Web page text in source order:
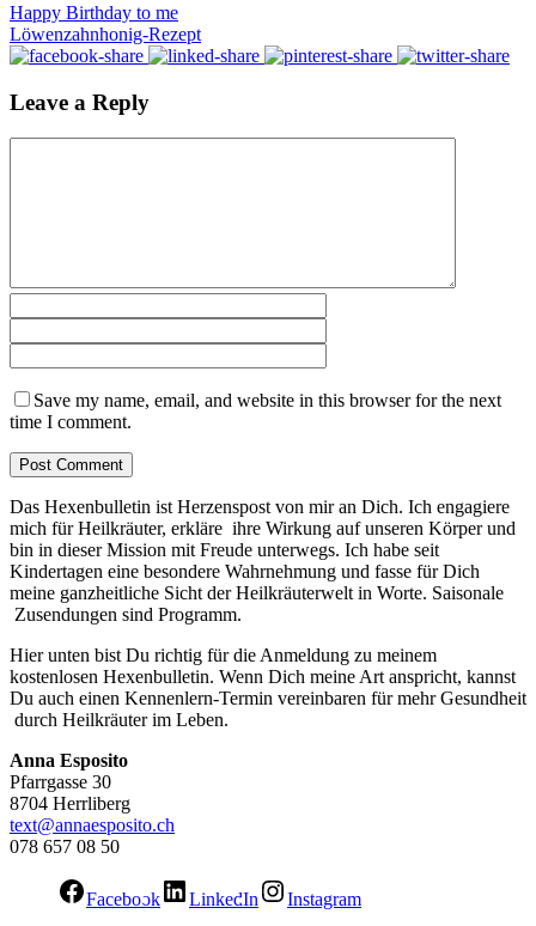
Happy Birthday to me
Löwenzahnhonig-Rezept
Leave a Reply
Save my name, email, and website in this browser for the next
time I comment.
Das Hexenbulletin ist Herzenspost von mir an Dich. Ich engagiere
mich für Heilkräuter, erkläre ihre Wirkung auf unseren Körper und
bin in dieser Mission mit Freude unterwegs. Ich habe seit
Kindertagen eine besondere Wahrnehmung und fasse für Dich
meine ganzheitliche Sicht der Heilkräuterwelt in Worte. Saisonale
Zusendungen sind Programm.
Hier unten bist Du richtig für die Anmeldung zu meinem
kostenlosen Hexenbulletin. Wenn Dich meine Art anspricht, kannst
Du auch einen Kennenlern-Termin vereinbaren für mehr Gesundheit
durch Heilkräuter im Leben.
Anna Esposito
Pfarrgasse 30
8704 Herrliberg
text@annaesposito.ch
078 657 08 50
Facebook LinkedIn Instagram